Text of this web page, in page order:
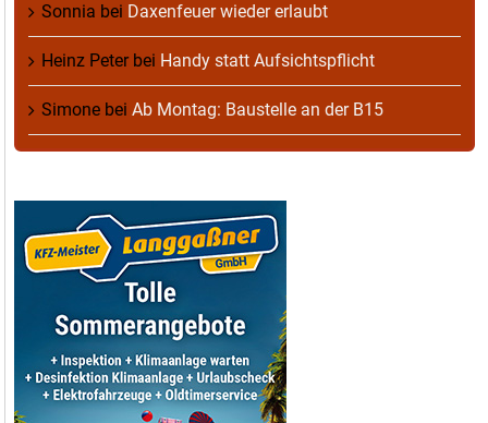
Sonnia bei Daxenfeuer wieder erlaubt
Heinz Peterbei Handy statt Aufsichtspflicht
Simone bei Ab Montag: Baustelle an der B15